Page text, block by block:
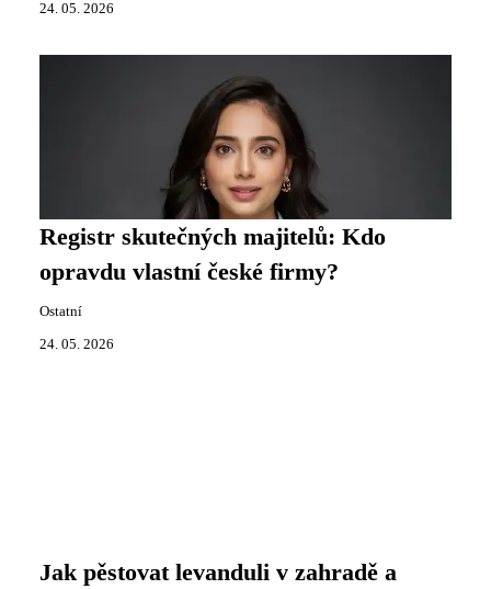
24. 05. 2026
Registr skutečných majitelů: Kdo
opravdu vlastní české firmy?
Ostatní
24. 05. 2026
Jak pěstovat levanduli v zahradě a